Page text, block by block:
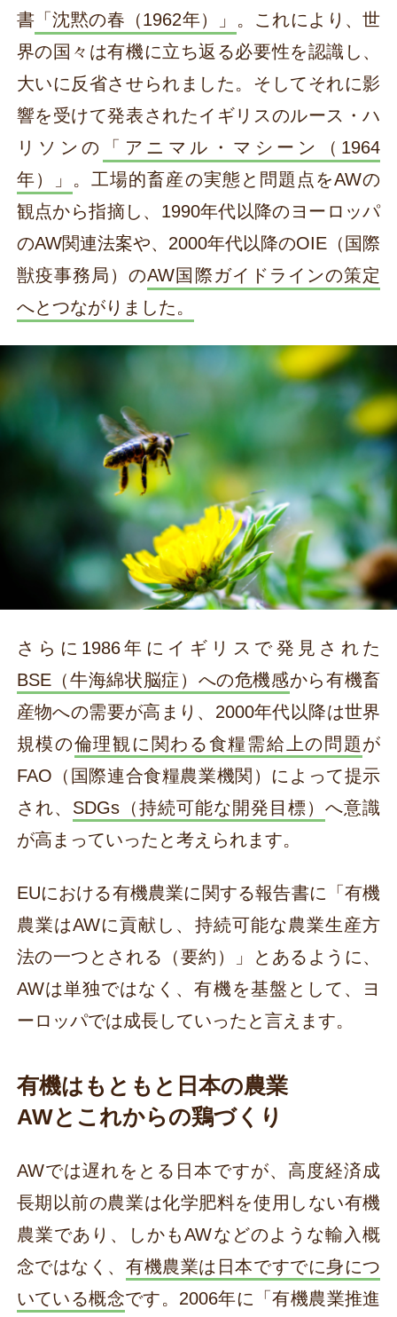
書 「沈黙の春（1962年）」
。これにより、世
界の国々は有機に立ち返る必要性を認識し、
大いに反省させられました。そしてそれに影
響を受けて発表されたイギリスのルース・ハ
リソンの
「アニマル・マシーン（1964
年）」 。工場的畜産の実態と問題点をAWの
観点から指摘し、1990年代以降のヨーロッパ
のAW関連法案や、2000年代以降のOIE（国際
獣疫事務局）のAW国際ガイドラインの策定
へとつながりました。
さらに1986年にイギリスで発見された
BSE（牛海綿状脳症）への危機感から有機畜
産物への需要が高まり、2000年代以降は世界
規模の倫理観に関わる食糧需給上の問題が
FAO（国際連合食糧農業機関）によって提示
され、 SDGs（持続可能な開発目標）へ意識
が高まっていったと考えられます。
EUにおける有機農業に関する報告書に「有機
農業はAWに貢献し、持続可能な農業生産方
法の一つとされる（要約）」とあるように、
AWは単独ではなく、有機を基盤として、ヨ
ーロッパでは成長していったと言えます。
有機はもともと日本の農業
AWとこれからの鶏づくり
AWでは遅れをとる日本ですが、高度経済成
長期以前の農業は化学肥料を使用しない有機
農業であり、しかもAWなどのような輸入概
念ではなく、有機農業は日本ですでに身につ
いている概念です。2006年に「有機農業推進